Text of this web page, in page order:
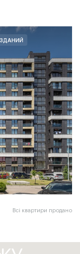
ЗДАНИЙ
Всі квартири продано